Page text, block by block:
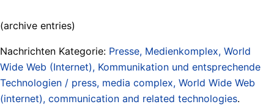
(archive entries)
Nachrichten Kategorie: Presse, Medienkomplex, World
Wide Web (Internet), Kommunikation und entsprechende
Technologien / press, media complex, World Wide Web
(internet), communication and related technologies.